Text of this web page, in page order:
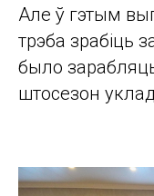
Але ў гэтым
трэба зрабіць
было
штосезон